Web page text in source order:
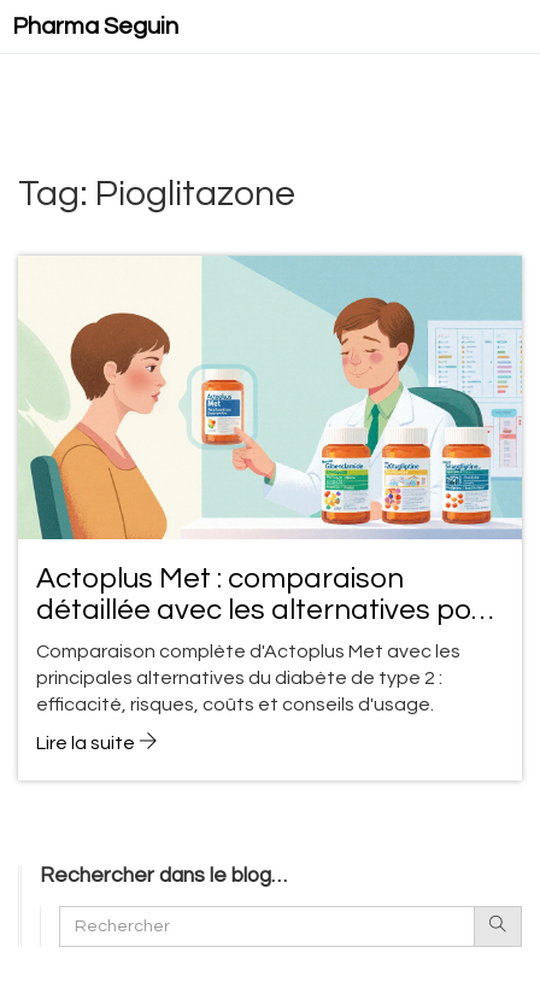
Pharma Seguin
Tag: Pioglitazone
Actoplus Met : comparaison
détaillée avec les alternatives pour
le diabète de type 2
Comparaison complète d'Actoplus Met avec les
principales alternatives du diabète de type 2 :
efficacité, risques, coûts et conseils d'usage.
Lire la suite
Rechercher dans le blog…